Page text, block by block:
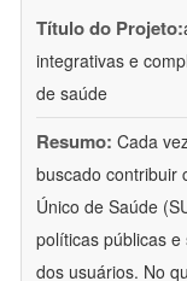
Título do Projeto:
integrativas e
de saúde
Resumo: Cada
buscado contribuir
Único de Saúde
políticas públicas
dos usuários. No